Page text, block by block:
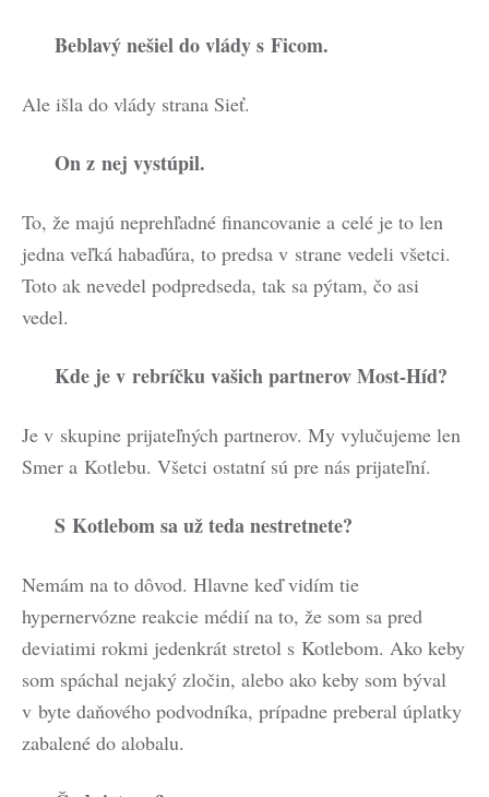
Beblavý nešiel do vlády s Ficom.
Ale išla do vlády strana Sieť.
On z nej vystúpil.
To, že majú neprehľadné financovanie a celé je to len
jedna veľká habaďúra, to predsa v strane vedeli všetci.
Toto ak nevedel podpredseda, tak sa pýtam, čo asi
vedel.
Kde je v rebríčku vašich partnerov Most-Híd?
Je v skupine prijateľných partnerov. My vylučujeme len
Smer a Kotlebu. Všetci ostatní sú pre nás prijateľní.
S Kotlebom sa už teda nestretnete?
Nemám na to dôvod. Hlavne keď vidím tie
hypernervózne reakcie médií na to, že som sa pred
deviatimi rokmi jedenkrát stretol s Kotlebom. Ako keby
som spáchal nejaký zločin, alebo ako keby som býval
v byte daňového podvodníka, prípadne preberal úplatky
zabalené do alobalu.